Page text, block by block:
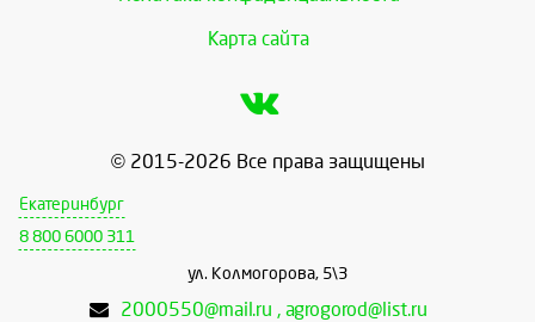
Карта сайта
© 2015-2026 Все права защищены
Екатеринбург
8 800 6000 311
ул. Колмогорова, 5\3
2000550@mail.ru , agrogorod@list.ru